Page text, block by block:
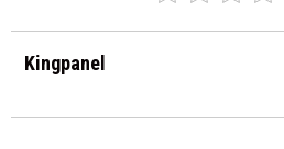
Kingpanel